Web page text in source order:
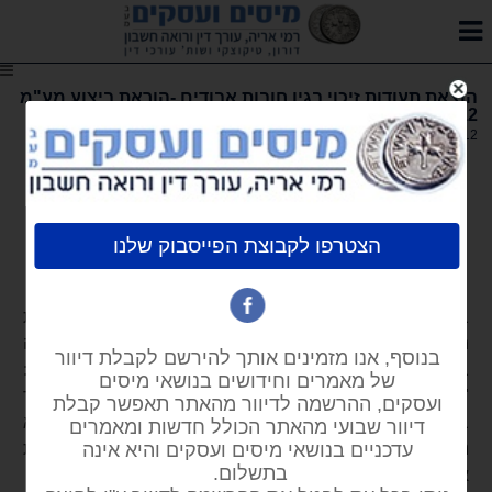
הוצאת תעודות זיכוי בגין חובות אבודים -הוראת ביצוע מע"מ
2/2012
28.05.2012
הוצאת תעודות זיכוי בגין חובות אבודים -
הוראת ביצוע מע"מ 2/2012
רמי אריה עו"ד רו"ח
ביום 7.5.2012 פרסמה המחלקה המקצועית של מע"מ ברשות
המיסים בישראל, הוראת ביצוע חדשה הכוללת הנחיות להכרה
בחוב אבוד לעניין חוק מס ערך מוסף, התשל"ו-1975 (להלן:
"החוק) ודרך קבלת החזר מע"מ שמקורו בחוב אבוד. מדובר
בהנחיה שתואמת את הוראות סעיף 24א לתקנות מע"מ ודווקא
נותנת לה, לדעתנו, פרשנות מקלה ומרחיבה להכרה בחובות
אבודים וקבלת החזר מע"מ ששולם בגינם בעבר.